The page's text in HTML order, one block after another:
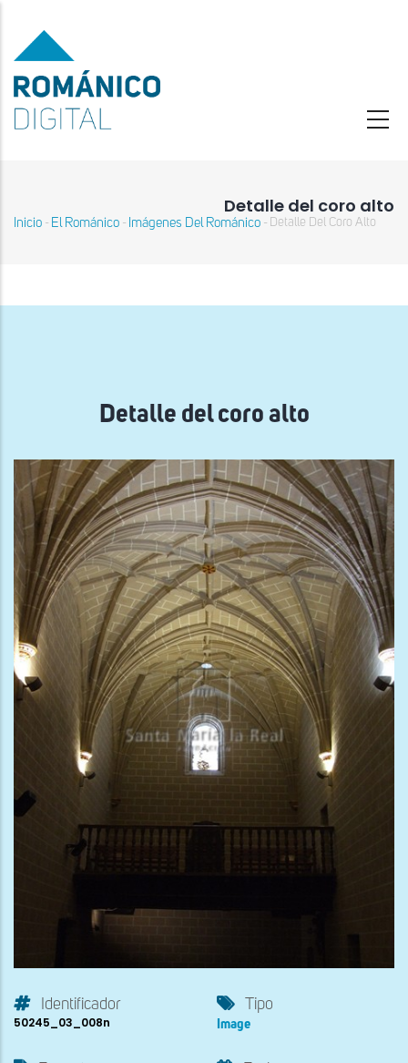
contenido
principal
Detalle del coro alto
Sobrescribir
navegación
Inicio - El Románico - Imágenes Del Románico - Detalle Del Coro Alto
Detalle del coro alto
Identificador
50245_03_008n
Tipo
Image